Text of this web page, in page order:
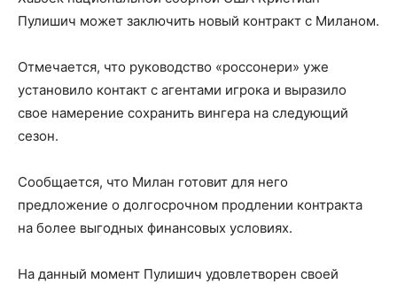
Пулишич может заключить новый контракт с Миланом.
Отмечается, что руководство «россонери» уже
установило контакт с агентами игрока и выразило
свое намерение сохранить вингера на следующий
сезон.
Сообщается, что Милан готовит для него
предложение о долгосрочном продлении контракта
на более выгодных финансовых условиях.
На данный момент Пулишич удовлетворен своей